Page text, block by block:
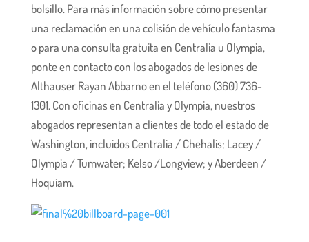
bolsillo. Para más información sobre cómo presentar
una reclamación en una colisión de vehículo fantasma
o para una consulta gratuita en Centralia u Olympia,
ponte en contacto con los abogados de lesiones de
Althauser Rayan Abbarno en el teléfono (360) 736-
1301. Con oficinas en Centralia y Olympia, nuestros
abogados representan a clientes de todo el estado de
Washington, incluidos Centralia / Chehalis; Lacey /
Olympia / Tumwater; Kelso /Longview; y Aberdeen /
Hoquiam.